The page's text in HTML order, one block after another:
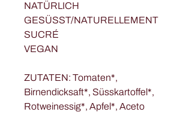
NATÜRLICH
GESÜSST/NATURELLEMENT
SUCRÉ
VEGAN
ZUTATEN: Tomaten*,
Birnendicksaft*, Süsskartoffel*,
Rotweinessig*, Apfel*, Aceto